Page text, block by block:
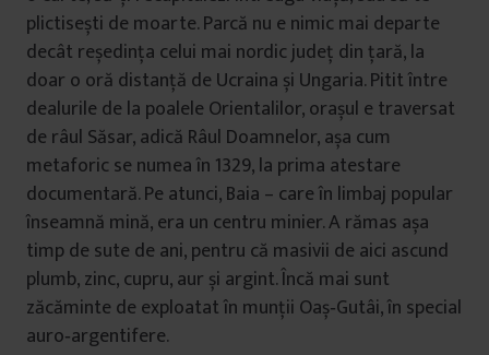
plictisești de moarte. Parcă nu e nimic mai departe
decât reședința celui mai nordic județ din țară, la
doar o oră distanță de Ucraina și Ungaria. Pitit între
dealurile de la poalele Orientalilor, orașul e traversat
de râul Săsar, adică Râul Doamnelor, așa cum
metaforic se numea în 1329, la prima atestare
documentară. Pe atunci, Baia – care în limbaj popular
înseamnă mină, era un centru minier. A rămas așa
timp de sute de ani, pentru că masivii de aici ascund
plumb, zinc, cupru, aur și argint. Încă mai sunt
zăcăminte de exploatat în munții Oaș‑Gutâi, în special
auro‑argentifere.